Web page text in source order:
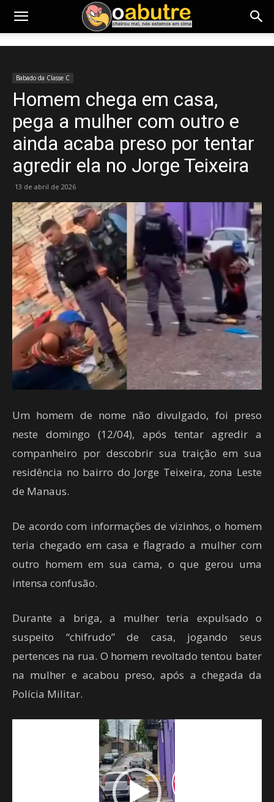
Babado da Classe C
Homem chega em casa,
pega a mulher com outro e
ainda acaba preso por tentar
agredir ela no Jorge Teixeira
13 de abril de 2026
Um homem de nome não divulgado, foi preso
neste domingo (12/04), após tentar agredir a
companheiro por descobrir sua traição em sua
residência no bairro do Jorge Teixeira, zona Leste
de Manaus.
De acordo com informações de vizinhos, o homem
teria chegado em casa e flagrado a mulher com
outro homem em sua cama, o que gerou uma
intensa confusão.
Durante a briga, a mulher teria expulsado o
suspeito “chifrudo” de casa, jogando seus
pertences na rua. O homem revoltado tentou bater
na mulher e acabou preso, após a chegada da
Polícia Militar.